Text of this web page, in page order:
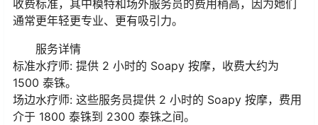
收费标准，其中模特和场外服务员的费用稍高，因为她们
通常更年轻更专业、更有吸引力。
服务详情
标准水疗师: 提供 2 小时的 Soapy 按摩，收费大约为
1500 泰铢。
场边水疗师: 这些服务员提供 2 小时的 Soapy 按摩，费用
介于 1800 泰铢到 2300 泰铢之间。